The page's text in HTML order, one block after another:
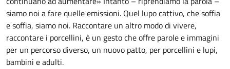
siamo noi a fare quelle emissioni. Quel lupo cattivo, che soffia
e soffia, siamo noi. Raccontare un altro modo di vivere,
raccontare i porcellini, è un gesto che offre parole e immagini
per un percorso diverso, un nuovo patto, per porcellini e lupi,
bambini e adulti.